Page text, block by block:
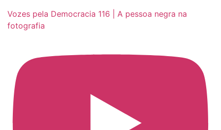
Vozes pela Democracia 116 | A pessoa negra na
fotografia